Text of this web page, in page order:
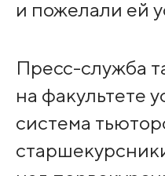
и пожелали ей
Пресс-служба
на факультете
система